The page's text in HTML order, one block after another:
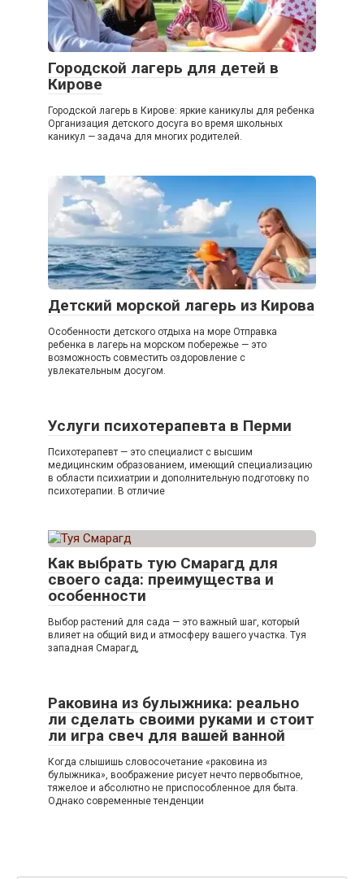
Городской лагерь для детей в
Кирове
Городской лагерь в Кирове: яркие каникулы для ребенка
Организация детского досуга во время школьных
каникул — задача для многих родителей.
Детский морской лагерь из Кирова
Особенности детского отдыха на море Отправка
ребенка в лагерь на морском побережье — это
возможность совместить оздоровление с
увлекательным досугом.
Услуги психотерапевта в Перми
Психотерапевт — это специалист с высшим
медицинским образованием, имеющий специализацию
в области психиатрии и дополнительную подготовку по
психотерапии. В отличие
Как выбрать тую Смарагд для
своего сада: преимущества и
особенности
Выбор растений для сада — это важный шаг, который
влияет на общий вид и атмосферу вашего участка. Туя
западная Смарагд,
Раковина из булыжника: реально
ли сделать своими руками и стоит
ли игра свеч для вашей ванной
Когда слышишь словосочетание «раковина из
булыжника», воображение рисует нечто первобытное,
тяжелое и абсолютно не приспособленное для быта.
Однако современные тенденции